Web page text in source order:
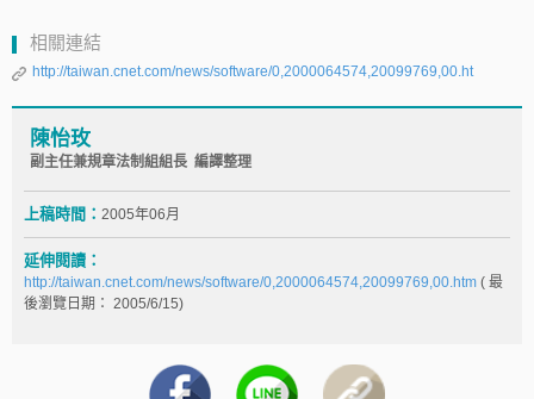
相關連結
http://taiwan.cnet.com/news/software/0,2000064574,20099769,00.ht
陳怡玫
副主任兼規章法制組組長 編譯整理
上稿時間： 2005年06月
延伸閱讀：
http://taiwan.cnet.com/news/software/0,2000064574,20099769,00.htm ( 最
後瀏覽日期： 2005/6/15)